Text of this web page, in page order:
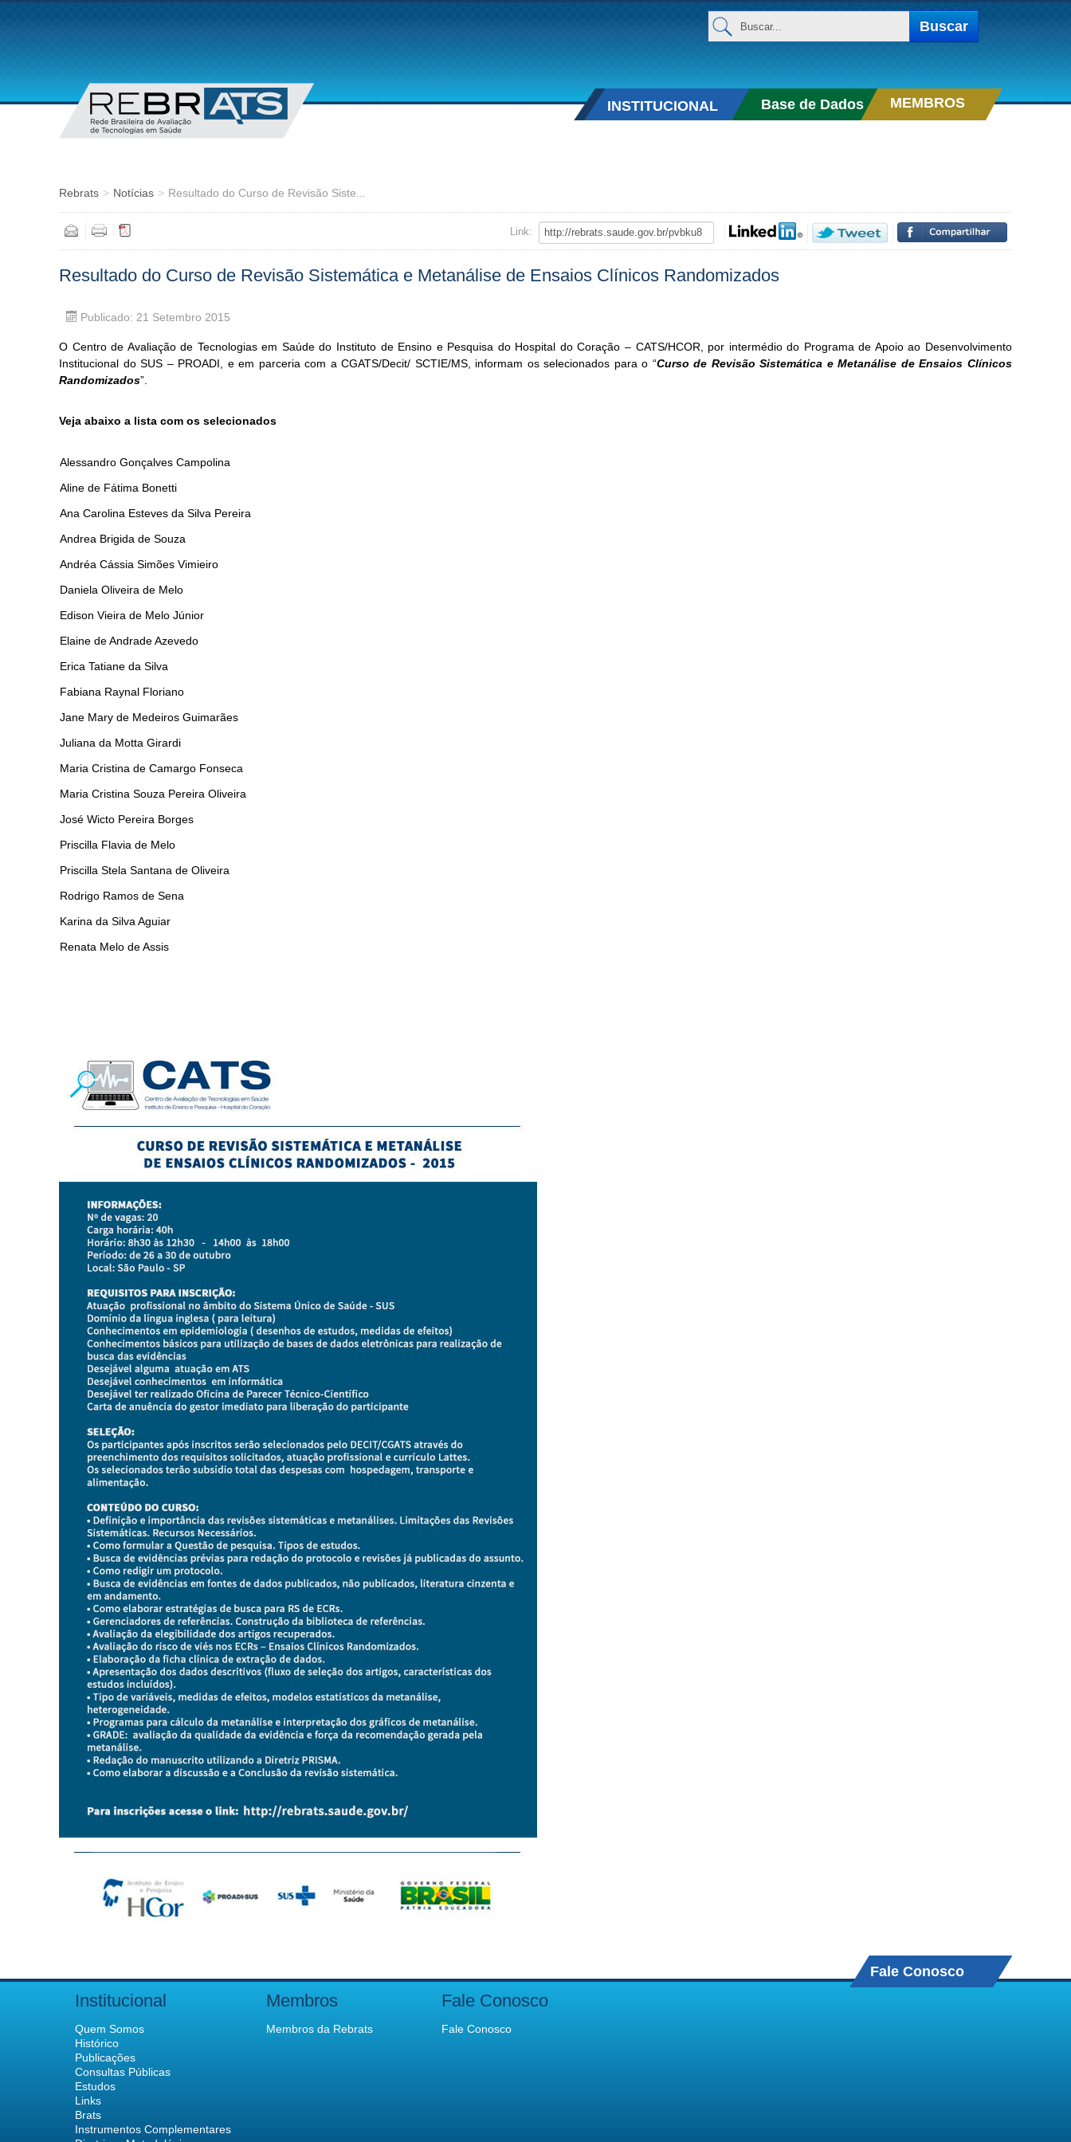
Buscar...
Buscar
INSTITUCIONAL Base de Dados MEMBROS
Rebrats > Notícias > Resultado do Curso de Revisão Siste...
Link:
Resultado do Curso de Revisão Sistemática e Metanálise de Ensaios Clínicos Randomizados
Publicado: 21 Setembro 2015
O Centro de Avaliação de Tecnologias em Saúde do Instituto de Ensino e Pesquisa do Hospital do Coração – CATS/HCOR, por intermédio do Programa de Apoio ao Desenvolvimento
Institucional do SUS – PROADI, e em parceria com a CGATS/Decit/ SCTIE/MS, informam os selecionados para o “Curso de Revisão Sistemática e Metanálise de Ensaios Clínicos
Randomizados”.
Veja abaixo a lista com os selecionados
Alessandro Gonçalves Campolina
Aline de Fátima Bonetti
Ana Carolina Esteves da Silva Pereira
Andrea Brigida de Souza
Andréa Cássia Simões Vimieiro
Daniela Oliveira de Melo
Edison Vieira de Melo Júnior
Elaine de Andrade Azevedo
Erica Tatiane da Silva
Fabiana Raynal Floriano
Jane Mary de Medeiros Guimarães
Juliana da Motta Girardi
Maria Cristina de Camargo Fonseca
Maria Cristina Souza Pereira Oliveira
José Wicto Pereira Borges
Priscilla Flavia de Melo
Priscilla Stela Santana de Oliveira
Rodrigo Ramos de Sena
Karina da Silva Aguiar
Renata Melo de Assis
Fale Conosco
Institucional
Quem Somos
Histórico
Publicações
Consultas Públicas
Estudos
Links
Brats
Instrumentos Complementares
Membros
Membros da Rebrats
Fale Conosco
Fale Conosco